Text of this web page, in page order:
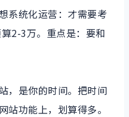
系统化运营：才需要考
2-3万。重点是：要和
，是你的时间。把时间
站功能上，划算得多。